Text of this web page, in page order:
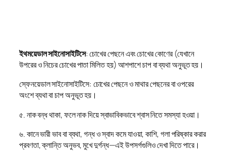
ইথময়েডাল সাইনোসাইটিসে: চোখের পেছনে এবং চোখের কোণের (যেখানে
উপরের ও নিচের চোখের পাতা মিলিত হয়) আশপাশে চাপ বা ব্যথা অনুভূত হয়।
স্ফেনয়েডাল সাইনোসাইটিসে: চোখের পেছনে ও মাথার পেছনের বা ওপরের
অংশে ব্যথা বা চাপ অনুভূত হয়।
৫. নাক বন্ধ থাকা, ফলে নাক দিয়ে স্বাভাবিকভাবে শ্বাস নিতে সমস্যা হওয়া।
৬. কানে ভারী ভাব বা ব্যথা, গন্ধ ও স্বাদ কমে যাওয়া, কাশি, গলা পরিষ্কার করার
প্রবণতা, ক্লান্তি অনুভব, মুখে দুর্গন্ধ—এই উপসর্গগুলিও দেখা দিতে পারে।